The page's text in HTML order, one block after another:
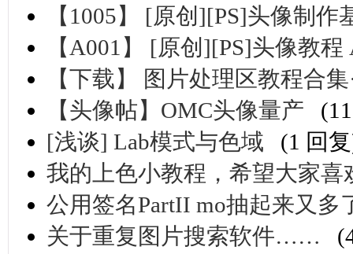
【1005】 [原创][PS]头像制
【A001】 [原创][PS]头像教
【下载】 图片处理区教程合
【头像帖】OMC头像量产
[浅谈] Lab模式与色域
(1 回
我的上色小教程，希望大家喜
公用签名PartII mo抽起来又多
关于重复图片搜索软件……